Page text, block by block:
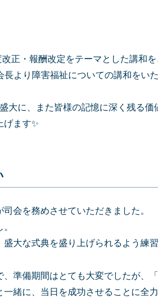
正・報酬改定をテーマとした講和を
より障害福祉についての講和をいた
大に、また皆様の記憶に深く残る
げます✨
会を務めさせていただきました。
大な式典を盛り上げられるよう練習
準備期間はとても大変でしたが、
緒に、当日を成功させることに全